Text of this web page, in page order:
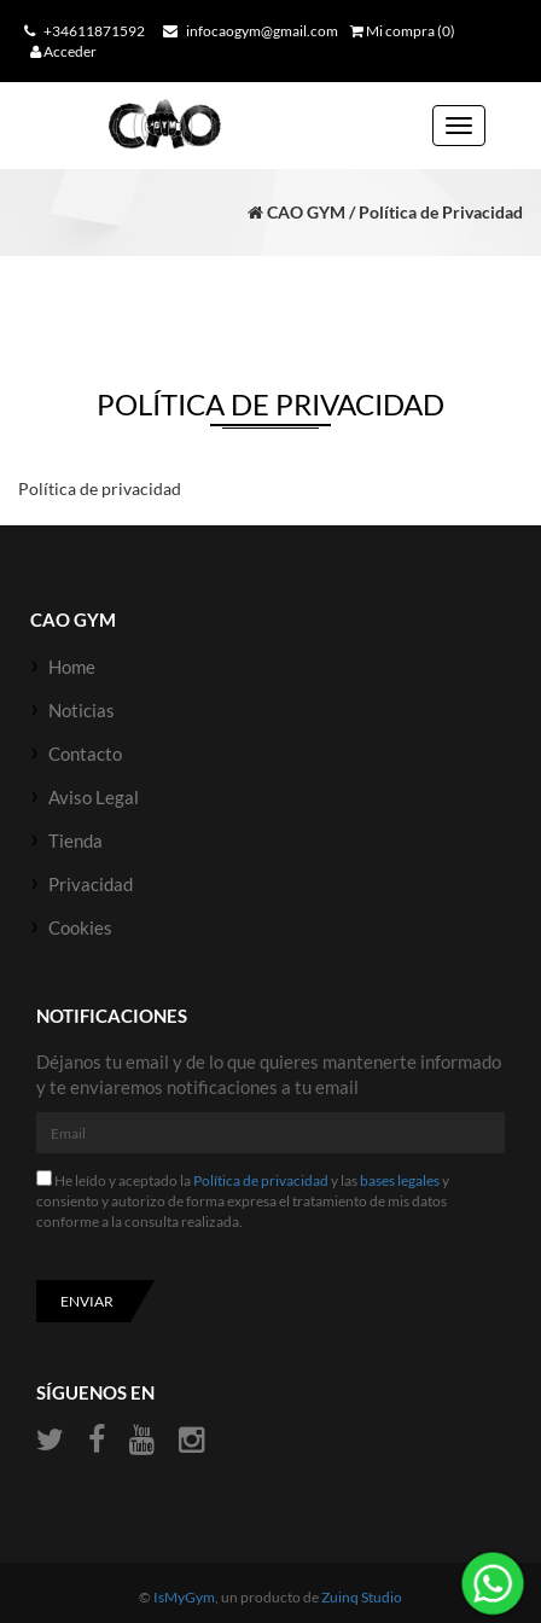
+34611871592 infocaogym@gmail.com
Mi compra (0)
Acceder
Toggle
navigation
CAO GYM / Política de Privacidad
POLÍTICA DE PRIVACIDAD
Política de privacidad
CAO GYM
Home
Noticias
Contacto
Aviso Legal
Tienda
Privacidad
Cookies
NOTIFICACIONES
Déjanos tu email y de lo que quieres mantenerte informado
y te enviaremos notificaciones a tu email
Email
He
leído
y
Política
de
privacidad
legales
consiento
He leído y aceptado la Política de privacidad y las bases legalesy
consiento y autorizo de forma expresa el tratamiento de mis datos
conforme a la consulta realizada.
ENVIAR
SÍGUENOS EN
© IsMyGym, un producto deZuinq Studio